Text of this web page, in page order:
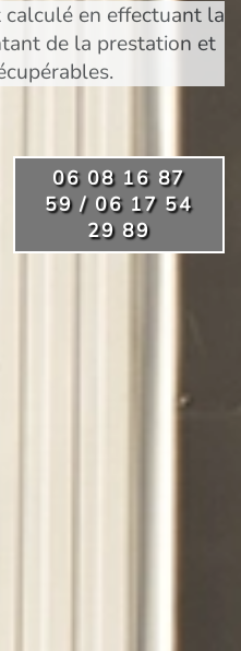
en effectuant la
de la prestation et
06 08 16 87
59 / 06 17 54
29 89